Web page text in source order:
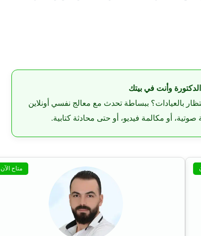
وأنت في بيتك
بالعيادات؟ ببساطة تحدث مع معالج نفسي أونلاين
أو مكالمة فيديو، أو حتى محادثة كتابية.
متاح الآن